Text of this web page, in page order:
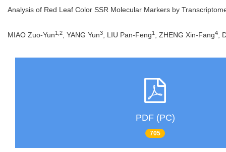
Analysis of Red Leaf Color SSR Molecular Markers by
MIAO Zuo-Yun1,2 , YANG Yun3 , LIU Pan-Feng1 , ZHENG Xin-Fang4 ,
PDF (PC)
705